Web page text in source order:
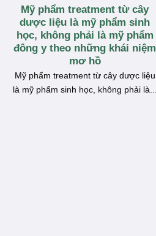
Mỹ phẩm treatment từ cây
dược liệu là mỹ phẩm sinh
học, không phải là mỹ phẩm
đông y theo những khái niệm
mơ hồ
Mỹ phẩm treatment từ cây dược liệu
là mỹ phẩm sinh học, không phải là...